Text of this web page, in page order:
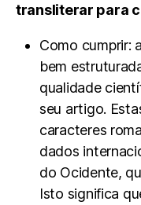
transliterar para
Como cumprir:
bem
qualidade
seu artigo.
caracteres
dados
do Ocidente,
Isto significa